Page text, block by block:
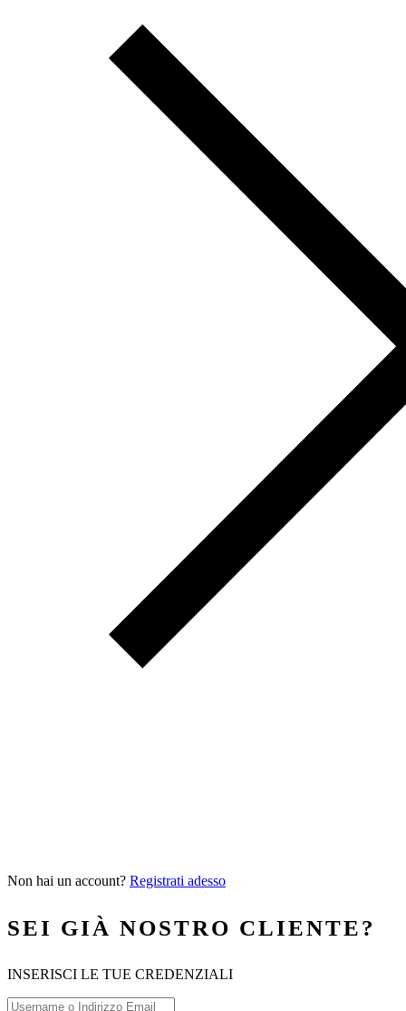
Non hai un account? Registrati adesso
SEI GIÀ NOSTRO CLIENTE?
INSERISCI LE TUE CREDENZIALI